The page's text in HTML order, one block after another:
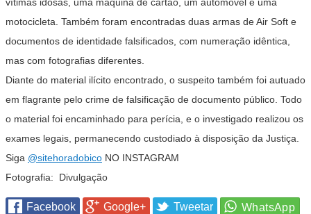
vítimas idosas, uma máquina de cartão, um automóvel e uma
motocicleta. Também foram encontradas duas armas de Air Soft e
documentos de identidade falsificados, com numeração idêntica,
mas com fotografias diferentes.
Diante do material ilícito encontrado, o suspeito também foi autuado
em flagrante pelo crime de falsificação de documento público. Todo
o material foi encaminhado para perícia, e o investigado realizou os
exames legais, permanecendo custodiado à disposição da Justiça.
Siga @sitehoradobico NO INSTAGRAM
Fotografia: Divulgação
Facebook Google+ Tweetar